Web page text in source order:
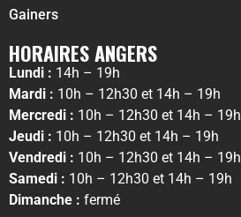
Gainers
HORAIRES ANGERS
Lundi : 14h – 19h
Mardi : 10h – 12h30 et 14h – 19h
Mercredi : 10h – 12h30 et 14h – 19h
Jeudi : 10h – 12h30 et 14h – 19h
Vendredi : 10h – 12h30 et 14h – 19h
Samedi : 10h – 12h30 et 14h – 19h
Dimanche : fermé